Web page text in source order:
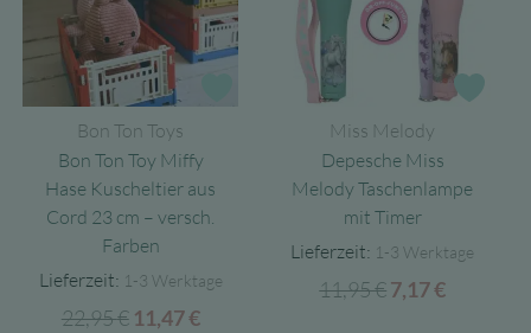
Zur Wunschliste
Bon Ton Toys
Bon Ton Toy Miffy
Hase Kuscheltier aus
Cord 23 cm – versch.
Farben
Lieferzeit: 1-3 Werktage
22,95€ Ursprünglicher
11,47€Aktueller
Miss Melody
Depesche Miss
Melody Taschenlampe
mit Timer
Lieferzeit: 1-3 Werktage
11,95€Ursprünglicher
7,17€